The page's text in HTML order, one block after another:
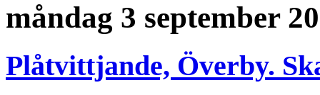
måndag 3 september
Plåtvittjande, Överby.